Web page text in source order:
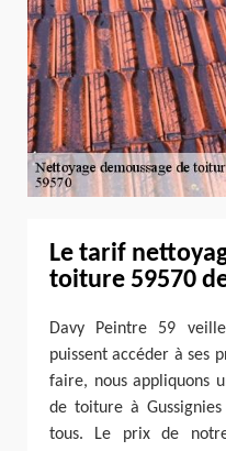
Le tarif
toiture 59570
Davy Peintre 59
puissent accéder à ses
faire, nous appliquons
de toiture à
tous. Le prix de